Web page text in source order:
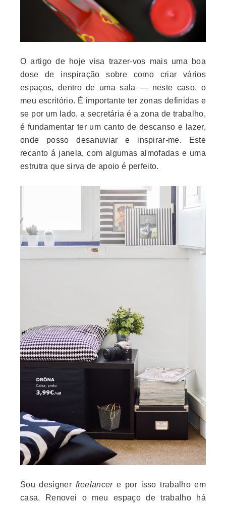
O artigo de hoje visa trazer-vos mais uma boa
dose de inspiração sobre como criar vários
espaços, dentro de uma sala — neste caso, o
meu escritório. É importante ter zonas definidas e
se por um lado, a secretária é a zona de trabalho,
é fundamentar ter um canto de descanso e lazer,
onde posso desanuviar e inspirar-me. Este
recanto á janela, com algumas almofadas e uma
estrutra que sirva de apoio é perfeito.
Sou designer freelancere por isso trabalho em
casa. Renovei o meu espaço de trabalho há